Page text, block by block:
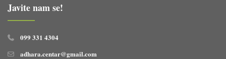
Javite nam se!
099 331 4304
adhara.centar@gmail.com